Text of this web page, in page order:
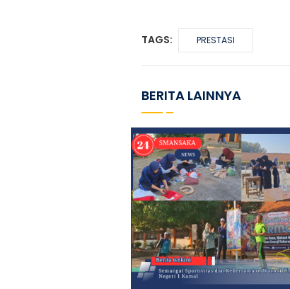
TAGS: PRESTASI
BERITA LAINNYA